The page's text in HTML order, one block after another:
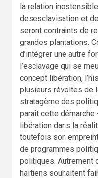
la relation
desesclavisation et
seront contraints de
grandes plantations.
d’intégrer une autre
l’esclavage qui se
concept libération,
plusieurs révoltes de
stratagème des
paraît cette démarche
libération dans la
toutefois son
de programmes
politiques. Autrement
haïtiens souhaitent